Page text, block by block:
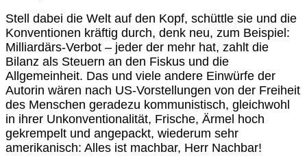
Stell dabei die Welt auf den Kopf, schüttle sie und die
Konventionen kräftig durch, denk neu, zum Beispiel:
Milliardärs-Verbot – jeder der mehr hat, zahlt die
Bilanz als Steuern an den Fiskus und die
Allgemeinheit. Das und viele andere Einwürfe der
Autorin wären nach US-Vorstellungen von der Freiheit
des Menschen geradezu kommunistisch, gleichwohl
in ihrer Unkonventionalität, Frische, Ärmel hoch
gekrempelt und angepackt, wiederum sehr
amerikanisch: Alles ist machbar, Herr Nachbar!